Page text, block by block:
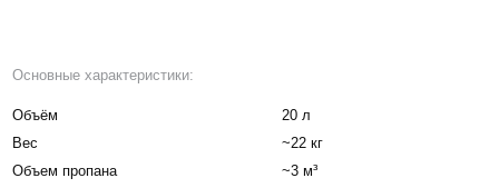
Основные характеристики:
Объём
20 л
Вес
~22 кг
Объем пропана
~3 м³